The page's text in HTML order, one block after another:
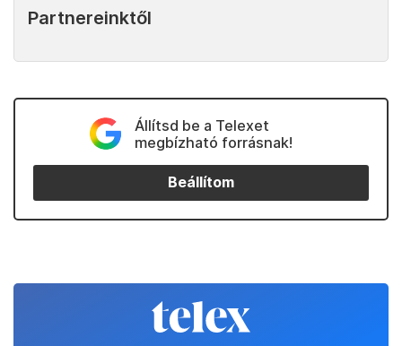
Partnereinktől
Állítsd be a Telexet
megbízható forrásnak!
Beállítom